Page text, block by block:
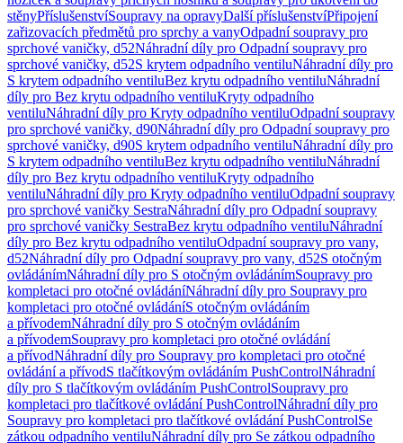
stěnyPříslušenstvíSoupravy na opravyDalší příslušenstvíPřipojení
zařizovacích předmětů pro sprchy a vanyOdpadní soupravy pro
sprchové vaničky, d52Náhradní díly pro Odpadní soupravy pro
sprchové vaničky, d52S krytem odpadního ventiluNáhradní díly pro
S krytem odpadního ventiluBez krytu odpadního ventiluNáhradní
díly pro Bez krytu odpadního ventiluKryty odpadního
ventiluNáhradní díly pro Kryty odpadního ventiluOdpadní soupravy
pro sprchové vaničky, d90Náhradní díly pro Odpadní soupravy pro
sprchové vaničky, d90S krytem odpadního ventiluNáhradní díly pro
S krytem odpadního ventiluBez krytu odpadního ventiluNáhradní
díly pro Bez krytu odpadního ventiluKryty odpadního
ventiluNáhradní díly pro Kryty odpadního ventiluOdpadní soupravy
pro sprchové vaničky SestraNáhradní díly pro Odpadní soupravy
pro sprchové vaničky SestraBez krytu odpadního ventiluNáhradní
díly pro Bez krytu odpadního ventiluOdpadní soupravy pro vany,
d52Náhradní díly pro Odpadní soupravy pro vany, d52S otočným
ovládánímNáhradní díly pro S otočným ovládánímSoupravy pro
kompletaci pro otočné ovládáníNáhradní díly pro Soupravy pro
kompletaci pro otočné ovládáníS otočným ovládáním
a přívodemNáhradní díly pro S otočným ovládáním
a přívodemSoupravy pro kompletaci pro otočné ovládání
a přívodNáhradní díly pro Soupravy pro kompletaci pro otočné
ovládání a přívodS tlačítkovým ovládáním PushControlNáhradní
díly pro S tlačítkovým ovládáním PushControlSoupravy pro
kompletaci pro tlačítkové ovládání PushControlNáhradní díly pro
Soupravy pro kompletaci pro tlačítkové ovládání PushControlSe
zátkou odpadního ventiluNáhradní díly pro Se zátkou odpadního